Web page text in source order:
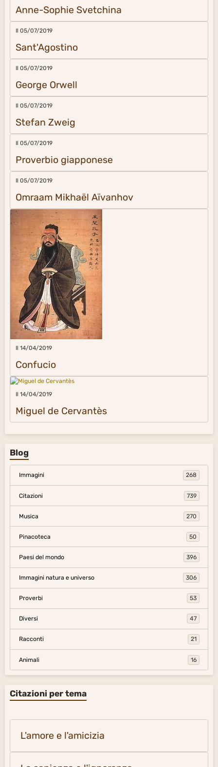
Anne-Sophie Svetchina
Il 05/07/2019
Sant'Agostino
Il 05/07/2019
George Orwell
Il 05/07/2019
Stefan Zweig
Il 05/07/2019
Proverbio giapponese
Il 05/07/2019
Omraam Mikhaël Aïvanhov
Il 14/04/2019
Confucio
Il 14/04/2019
Miguel de Cervantès
Blog
Immagini 268
Citazioni 739
Musica 270
Pinacoteca 50
Paesi del mondo 396
Immagini natura e universo 306
Proverbi 53
Diversi 47
Racconti 21
Animali 16
Citazioni per tema
L'amore e l'amicizia